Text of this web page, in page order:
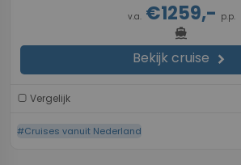
v.a.€1259,- p.p.
directions_boat
Bekijk cruise chevron_right
Vergelijk
#Cruises vanuit Nederland